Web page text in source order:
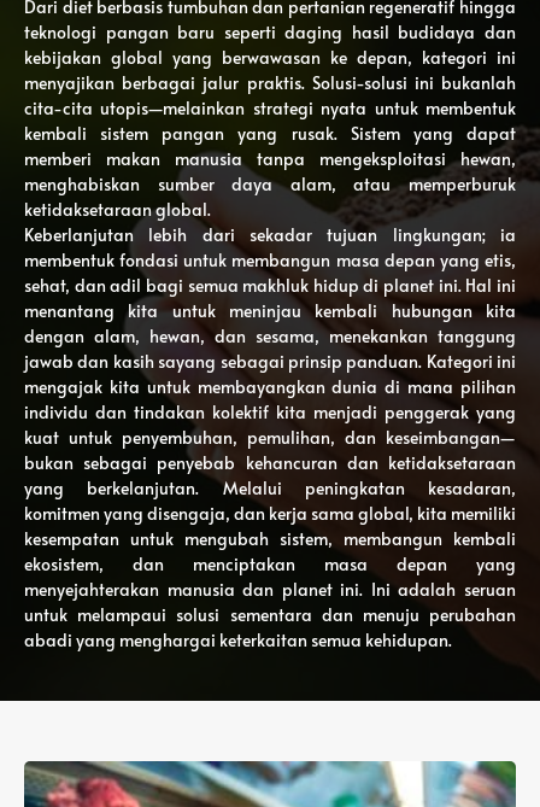
Dari diet berbasis tumbuhan dan pertanian regeneratif hingga
teknologi pangan baru seperti daging hasil budidaya dan
kebijakan global yang berwawasan ke depan, kategori ini
menyajikan berbagai jalur praktis. Solusi-solusi ini bukanlah
cita-cita utopis—melainkan strategi nyata untuk membentuk
kembali sistem pangan yang rusak. Sistem yang dapat
memberi makan manusia tanpa mengeksploitasi hewan,
menghabiskan sumber daya alam, atau memperburuk
ketidaksetaraan global.
Keberlanjutan lebih dari sekadar tujuan lingkungan; ia
membentuk fondasi untuk membangun masa depan yang etis,
sehat, dan adil bagi semua makhluk hidup di planet ini. Hal ini
menantang kita untuk meninjau kembali hubungan kita
dengan alam, hewan, dan sesama, menekankan tanggung
jawab dan kasih sayang sebagai prinsip panduan. Kategori ini
mengajak kita untuk membayangkan dunia di mana pilihan
individu dan tindakan kolektif kita menjadi penggerak yang
kuat untuk penyembuhan, pemulihan, dan keseimbangan—
bukan sebagai penyebab kehancuran dan ketidaksetaraan
yang berkelanjutan. Melalui peningkatan kesadaran,
komitmen yang disengaja, dan kerja sama global, kita memiliki
kesempatan untuk mengubah sistem, membangun kembali
ekosistem, dan menciptakan masa depan yang
menyejahterakan manusia dan planet ini. Ini adalah seruan
untuk melampaui solusi sementara dan menuju perubahan
abadi yang menghargai keterkaitan semua kehidupan.